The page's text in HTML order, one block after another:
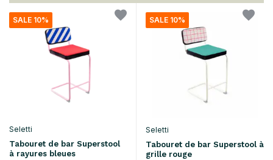
SALE 10%
Seletti
Tabouret de bar Superstool
à rayures bleues
SALE 10%
Seletti
Tabouret de bar Superstool à
grille rouge